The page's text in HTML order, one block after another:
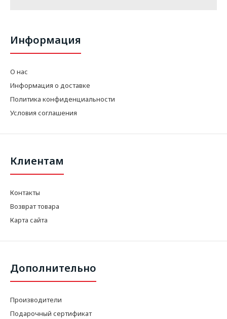
Информация
О нас
Информация о доставке
Политика конфиденциальности
Условия соглашения
Клиентам
Контакты
Возврат товара
Карта сайта
Дополнительно
Производители
Подарочный сертификат